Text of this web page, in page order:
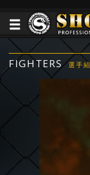
FIGHTERS 選手